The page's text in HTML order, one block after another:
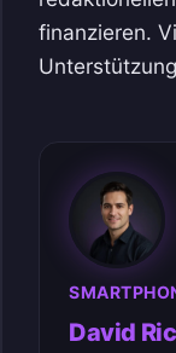
finanzieren.
David